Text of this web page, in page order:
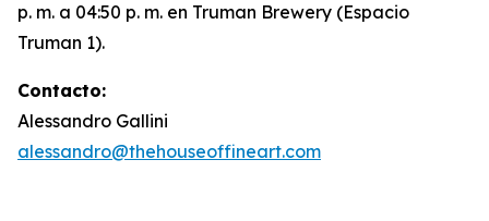
p. m. a 04:50 p. m. en Truman Brewery (Espacio
Truman 1).
Contacto:
Alessandro Gallini
alessandro@thehouseoffineart.com